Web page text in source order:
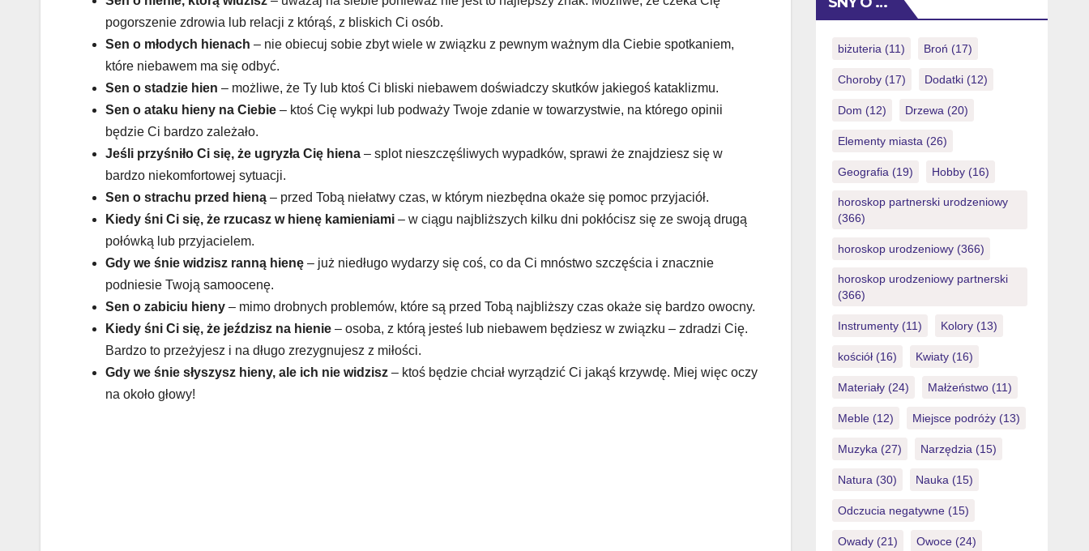
pogorszenie zdrowia lub relacji z którąś, z bliskich Ci osób.
Sen o młodych hienach – nie obiecuj sobie zbyt wiele w związku z pewnym ważnym dla Ciebie spotkaniem,
które niebawem ma się odbyć.
Sen o stadzie hien – możliwe, że Ty lub ktoś Ci bliski niebawem doświadczy skutków jakiegoś kataklizmu.
Sen o ataku hieny na Ciebie – ktoś Cię wykpi lub podważy Twoje zdanie w towarzystwie, na którego opinii
będzie Ci bardzo zależało.
Jeśli przyśniło Ci się, że ugryzła Cię hiena – splot nieszczęśliwych wypadków, sprawi że znajdziesz się w
bardzo niekomfortowej sytuacji.
Sen o strachu przed hieną – przed Tobą niełatwy czas, w którym niezbędna okaże się pomoc przyjaciół.
Kiedy śni Ci się, że rzucasz w hienę kamieniami – w ciągu najbliższych kilku dni pokłócisz się ze swoją drugą
połówką lub przyjacielem.
Gdy we śnie widzisz ranną hienę – już niedługo wydarzy się coś, co da Ci mnóstwo szczęścia i znacznie
podniesie Twoją samoocenę.
Sen o zabiciu hieny – mimo drobnych problemów, które są przed Tobą najbliższy czas okaże się bardzo owocny.
Kiedy śni Ci się, że jeździsz na hienie – osoba, z którą jesteś lub niebawem będziesz w związku – zdradzi Cię.
Bardzo to przeżyjesz i na długo zrezygnujesz z miłości.
Gdy we śnie słyszysz hieny, ale ich nie widzisz – ktoś będzie chciał wyrządzić Ci jakąś krzywdę. Miej więc oczy
na około głowy!
withdrawing, and continual – is not
account flagged at most casinos in the
new compare […]
biżuteria(11) Broń (17)
Choroby(17) Dodatki(12)
Dom (12) Drzewa(20)
Elementy miasta(26)
Geografia(19) Hobby(16)
horoskop partnerski urodzeniowy
(366)
horoskop urodzeniowy(366)
horoskop urodzeniowy partnerski
(366)
Instrumenty(11) Kolory(13)
kościół(16) Kwiaty(16)
Materiały(24) Małżeństwo(11)
Meble(12) Miejsce podróży(13)
Muzyka(27) Narzędzia(15)
Natura(30) Nauka(15)
Odczucia negatywne(15)
Owady(21) Owoce(24)